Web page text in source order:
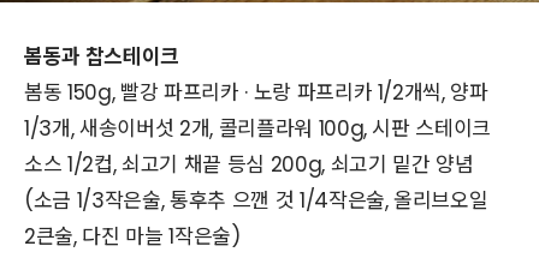
봄동과 찹스테이크
봄동 150g, 빨강 파프리카 · 노랑 파프리카 1/2개씩, 양파
1/3개, 새송이버섯 2개, 콜리플라워 100g, 시판 스테이크
소스 1/2컵, 쇠고기 채끝 등심 200g, 쇠고기 밑간 양념
(소금 1/3작은술, 통후추 으깬 것 1/4작은술, 올리브오일
2큰술, 다진 마늘 1작은술)